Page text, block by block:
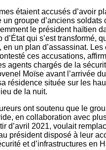
étaient accusés d’avoir
un groupe d’anciens
le président haïtien
d’État qui s’est transformé,
en un plan d’assassinat.
ces accusations,
agents chargés de la
Moïse avant l’arrivée
résidence située sur les
de la nuit.
ont soutenu que le
en collaboration avec
d’avril 2021, voulait
président disposé à leur
et d’infrastructures en